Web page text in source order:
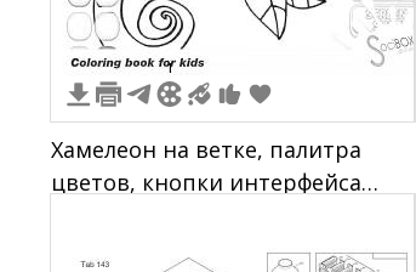
1
Хамелеон на ветке, палитра
цветов, кнопки интерфейса